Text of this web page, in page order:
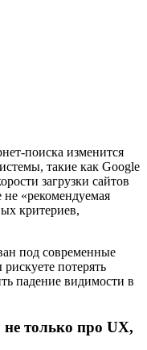
поиска изменится
такие как Google
загрузки сайтов
«рекомендуемая
критериев,
под современные
потерять
падение видимости в
только про UX,